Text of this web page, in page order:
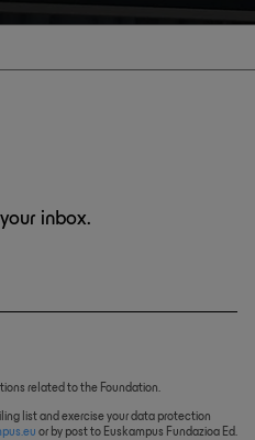
inbox.
related to the Foundation.
list and exercise your data protection
or by post to Euskampus Fundazioa Ed.